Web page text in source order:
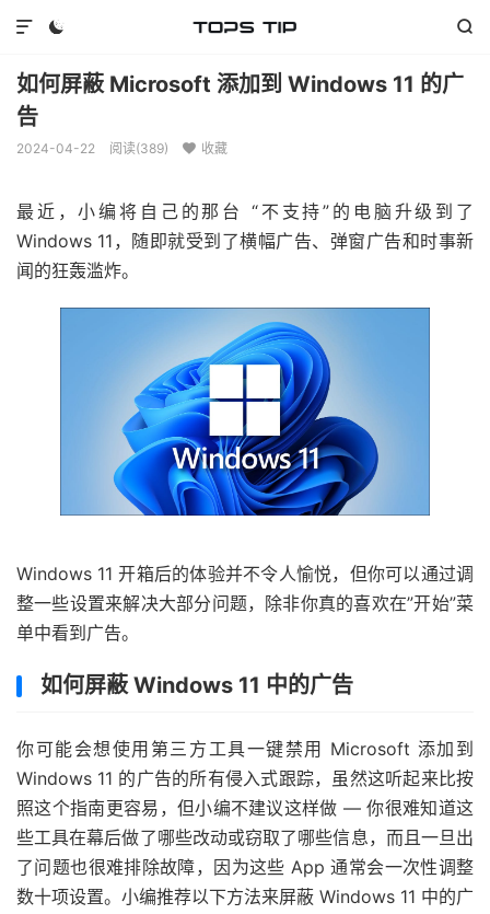
 

如何屏蔽 Microsoft 添加到 Windows 11 的广
告
2024-04-22 阅读(389)  收藏
最近，小编将自己的那台 “不支持”的电脑升级到了
Windows 11，随即就受到了横幅广告、弹窗广告和时事新
闻的狂轰滥炸。
Windows 11 开箱后的体验并不令人愉悦，但你可以通过调
整一些设置来解决大部分问题，除非你真的喜欢在”开始”菜
单中看到广告。
如何屏蔽 Windows 11 中的广告
你可能会想使用第三方工具一键禁用 Microsoft 添加到
Windows 11 的广告的所有侵入式跟踪，虽然这听起来比按
照这个指南更容易，但小编不建议这样做 — 你很难知道这
些工具在幕后做了哪些改动或窃取了哪些信息，而且一旦出
了问题也很难排除故障，因为这些 App 通常会一次性调整
数十项设置。小编推荐以下方法来屏蔽 Windows 11 中的广